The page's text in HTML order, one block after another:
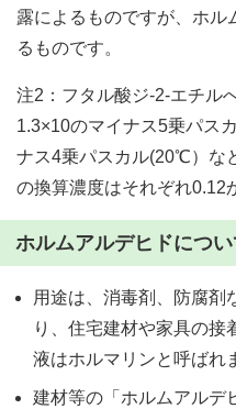
露によるものですが、ホル
るものです。
注2：フタル酸ジ-2-エチル
1.3×10のマイナス5乗パス
ナス4乗パスカル(20℃）な
の換算濃度はそれぞれ0.12
ホルムアルデヒドについ
用途は、消毒剤、防腐剤
り、住宅建材や家具の接
液はホルマリンと呼ばれ
建材等の「ホルムアルデ